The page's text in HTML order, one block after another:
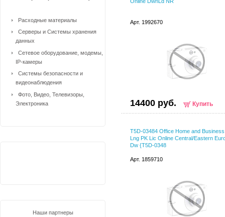
Арт. 1992670
14400 руб. Купить
T5D-03484 Office Home and Business
Lng PK Lic Online Central/Eastern
Dw {T5D-0348
Арт. 1859710
Расходные материалы
Серверы и Системы хранения
данных
Сетевое оборудование, модемы,
IP-камеры
Системы безопасности и
видеонаблюдения
Фото, Видео, Телевизоры,
Электроника
Наши партнеры